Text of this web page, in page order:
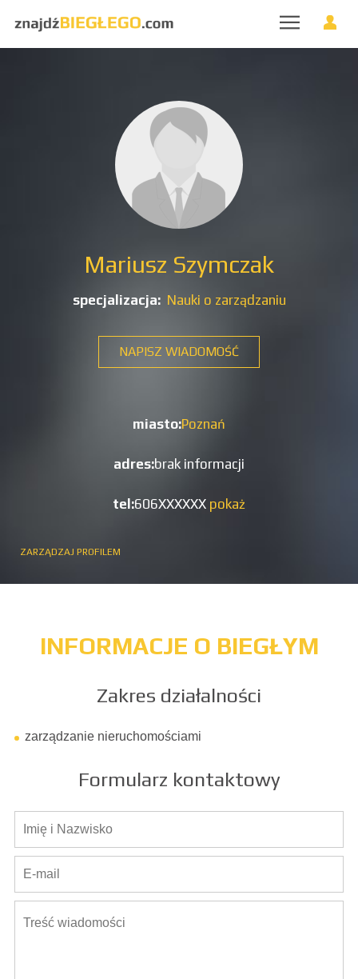
Mariusz Szymczak
specjalizacja: Nauki o zarządzaniu
NAPISZ WIADOMOŚĆ
miasto:Poznań
adres:brak informacji
tel:606XXXXXX pokaż
ZARZĄDZAJ PROFILEM
INFORMACJE O BIEGŁYM
Zakres działalności
zarządzanie nieruchomościami
Formularz kontaktowy